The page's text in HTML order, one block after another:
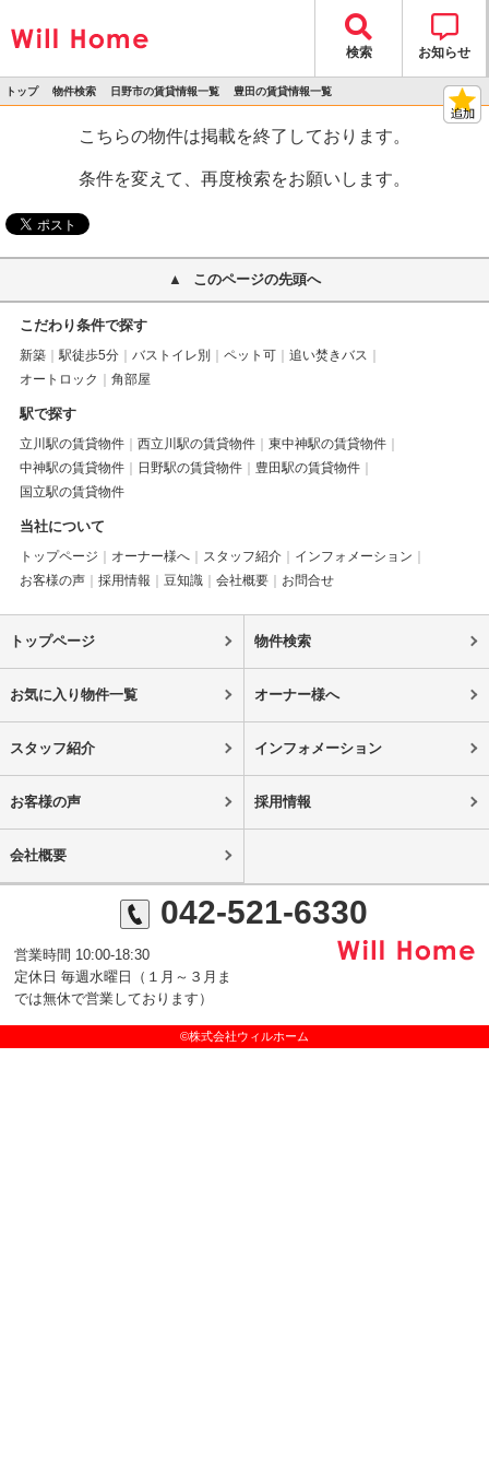
検索 お知らせ
トップ 物件検索 日野市の賃貸情報一覧 豊田の賃貸情報一覧
こちらの物件は掲載を終了しております。
条件を変えて、再度検索をお願いします。
このページの先頭へ
こだわり条件で探す
新築 駅徒歩5分 バストイレ別 ペット可
追い焚きバス
オートロック
角部屋
駅で探す
立川駅の賃貸物件 西立川駅の賃貸物件
東中神駅の賃貸物件
中神駅の賃貸物件
日野駅の賃貸物件
豊田駅の賃貸物件
国立駅の賃貸物件
当社について
トップページ オーナー様へ スタッフ紹介
インフォメーション
お客様の声
採用情報 豆知識 会社概要 お問合せ
トップページ 物件検索
お気に入り物件一覧 オーナー様へ
スタッフ紹介 インフォメーション
お客様の声 採用情報
会社概要
042-521-6330
営業時間 10:00-18:30
定休日 毎週水曜日（１月～３月ま
では無休で営業しております）
©株式会社ウィルホーム